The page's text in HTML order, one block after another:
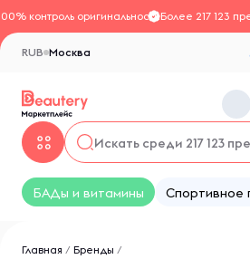
контроль оригинальностиБолее 217 123
Москва
RUB
БАДы и витамины Спортивное
Главная / Бренды /